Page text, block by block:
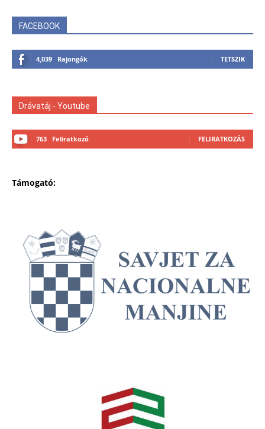
FACEBOOK
4,039 Rajongók TETSZIK
Drávatáj - Youtube
763 Feliratkozó FELIRATKOZÁS
Támogató: